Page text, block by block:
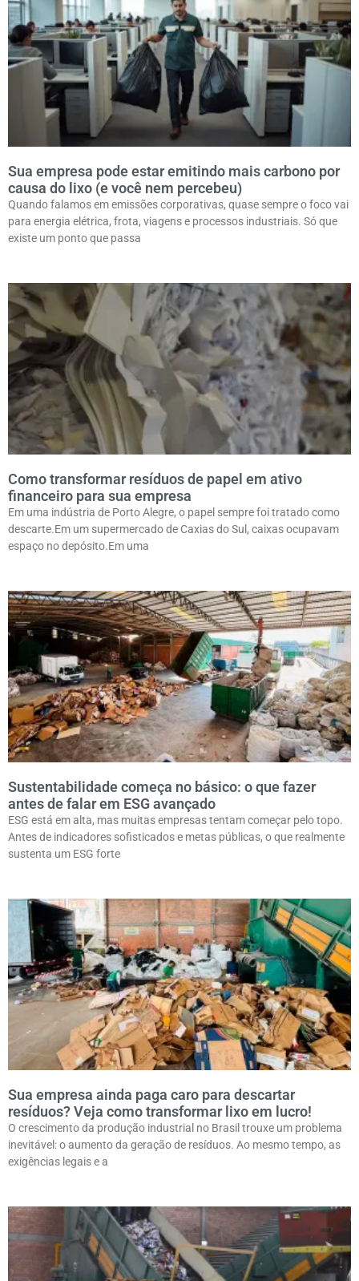
Sua empresa pode estar emitindo mais carbono por
causa do lixo (e você nem percebeu)
Quando falamos em emissões corporativas, quase sempre o foco vai
para energia elétrica, frota, viagens e processos industriais. Só que
existe um ponto que passa
Como transformar resíduos de papel em ativo
financeiro para sua empresa
Em uma indústria de Porto Alegre, o papel sempre foi tratado como
descarte.Em um supermercado de Caxias do Sul, caixas ocupavam
espaço no depósito.Em uma
Sustentabilidade começa no básico: o que fazer
antes de falar em ESG avançado
ESG está em alta, mas muitas empresas tentam começar pelo topo.
Antes de indicadores sofisticados e metas públicas, o que realmente
sustenta um ESG forte
Sua empresa ainda paga caro para descartar
resíduos? Veja como transformar lixo em lucro!
O crescimento da produção industrial no Brasil trouxe um problema
inevitável: o aumento da geração de resíduos. Ao mesmo tempo, as
exigências legais e a